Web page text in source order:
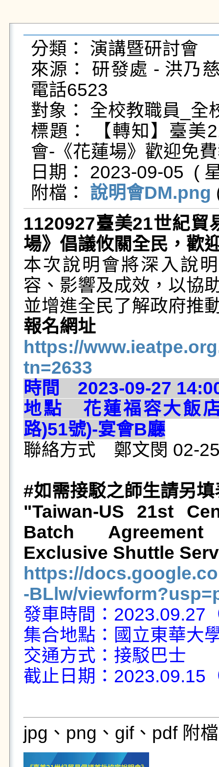
分類： 演講暨研討會
來源： 研發處 - 洪乃
電話6523
對象： 全校教職員_全
標題： 【轉知】臺美
會-《花蓮場》歡迎免
日期： 2023-09-05  (
附檔： 說明會DM.png
1120927臺美21世紀貿
場》倡議攸關全民，歡
本次說明會將深入說
容、影響及成效，以協
並增進全民了解政府推
報名網址
https://
tn=2633
時間 2023-09-27
地點 花蓮福容大飯
路)51號)-宴會B廳
聯絡方式 鄭文閔 02-
#如需接駁之師生請另
"Taiwan-US 21st
Batch
Exclusive Shuttle
https://
-BLlw/
發車時間：2023.09.27
集合地點：國立東華大
交通方式：接駁巴士
截止日期：2023.09.15
jpg、png、gif、pdf 附